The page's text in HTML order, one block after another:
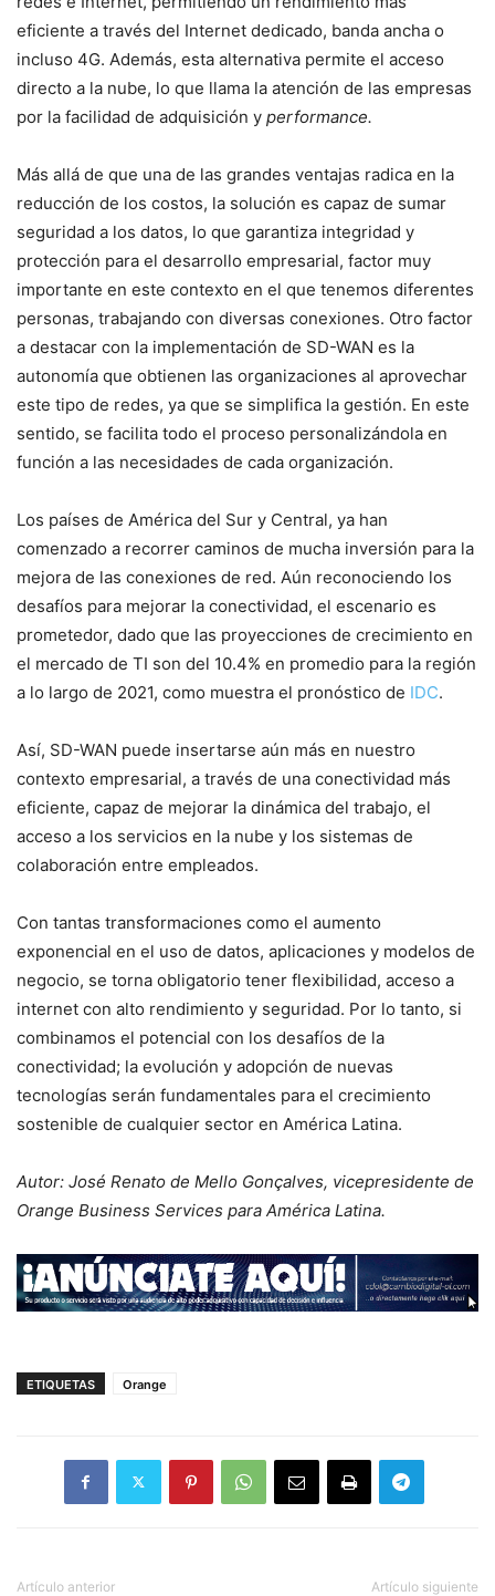
eficiente a través del Internet dedicado, banda ancha o
incluso 4G. Además, esta alternativa permite el acceso
directo a la nube, lo que llama la atención de las empresas
por la facilidad de adquisición y performance.
Más allá de que una de las grandes ventajas radica en la
reducción de los costos, la solución es capaz de sumar
seguridad a los datos, lo que garantiza integridad y
protección para el desarrollo empresarial, factor muy
importante en este contexto en el que tenemos diferentes
personas, trabajando con diversas conexiones. Otro factor
a destacar con la implementación de SD-WAN es la
autonomía que obtienen las organizaciones al aprovechar
este tipo de redes, ya que se simplifica la gestión. En este
sentido, se facilita todo el proceso personalizándola en
función a las necesidades de cada organización.
Los países de América del Sur y Central, ya han
comenzado a recorrer caminos de mucha inversión para la
mejora de las conexiones de red. Aún reconociendo los
desafíos para mejorar la conectividad, el escenario es
prometedor, dado que las proyecciones de crecimiento en
el mercado de TI son del 10.4% en promedio para la región
a lo largo de 2021, como muestra el pronóstico de IDC.
Así, SD-WAN puede insertarse aún más en nuestro
contexto empresarial, a través de una conectividad más
eficiente, capaz de mejorar la dinámica del trabajo, el
acceso a los servicios en la nube y los sistemas de
colaboración entre empleados.
Con tantas transformaciones como el aumento
exponencial en el uso de datos, aplicaciones y modelos de
negocio, se torna obligatorio tener flexibilidad, acceso a
internet con alto rendimiento y seguridad. Por lo tanto, si
combinamos el potencial con los desafíos de la
conectividad; la evolución y adopción de nuevas
tecnologías serán fundamentales para el crecimiento
sostenible de cualquier sector en América Latina.
Autor: José Renato de Mello Gonçalves, vicepresidente de
Orange Business Services para América Latina.
ETIQUETAS Orange
Artículo anterior Artículo siguiente